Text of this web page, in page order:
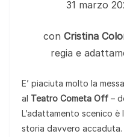
31 marzo
con Cristina
regia e
E’ piaciuta molto la
al Teatro Cometa Off –
L’adattamento scenico
storia davvero